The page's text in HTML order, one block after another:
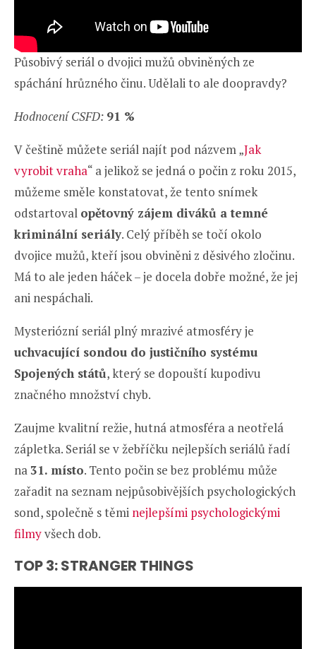
Působivý seriál o dvojici mužů obviněných ze
spáchání hrůzného činu. Udělali to ale doopravdy?
Hodnocení CSFD: 91 %
V češtině můžete seriál najít pod názvem „Jak
vyrobit vraha“ a jelikož se jedná o počin z roku 2015,
můžeme směle konstatovat, že tento snímek
odstartoval opětovný zájem diváků a temné
kriminální seriály. Celý příběh se točí okolo
dvojice mužů, kteří jsou obviněni z děsivého zločinu.
Má to ale jeden háček – je docela dobře možné, že jej
ani nespáchali.
Mysteriózní seriál plný mrazivé atmosféry je
uchvacující sondou do justičního systému
Spojených států, který se dopouští kupodivu
značného množství chyb.
Zaujme kvalitní režie, hutná atmosféra a neotřelá
zápletka. Seriál se v žebříčku nejlepších seriálů řadí
na 31. místo. Tento počin se bez problému může
zařadit na seznam nejpůsobivějších psychologických
sond, společně s těmi nejlepšími psychologickými
filmyvšech dob.
TOP 3: STRANGER THINGS